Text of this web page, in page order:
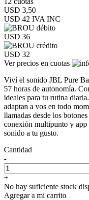
USD 3,50
USD 42 IVA INC
USD 36
USD 32
Ver precios en cuotas
Viví el sonido JBL Pure
57 horas de autonomía.
ideales para tu rutina
adaptan a vos en todo
llamadas desde los
conexión multipunto y app
sonido a tu gusto.
Cantidad
-
+
No hay suficiente stock
Agregar a mi carrito